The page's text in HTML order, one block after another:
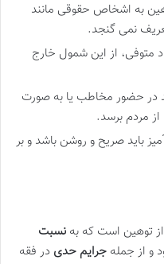
به اشخاص حقوقی مانند
نمی گنجد.
متوفی، از این شمول خارج
در حضور مخاطب یا به صورت
مردم برسد.
باید صریح و روشن باشد و بر
توهین است که به نسبت
و از جمله جرایم حدی در فقه